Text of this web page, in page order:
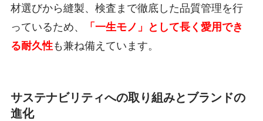
材選びから縫製、検査まで徹底した品質管理を行
っているため、
「一生モノ」として長く愛用でき
る耐久性も兼ね備えています。
サステナビリティへの取り組みとブランドの
進化